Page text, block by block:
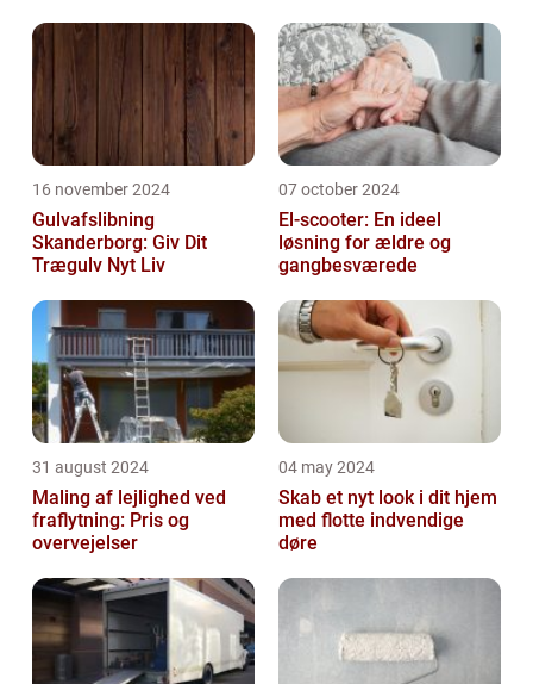
16 november 2024
Gulvafslibning
Skanderborg: Giv Dit
Trægulv Nyt Liv
07 october 2024
El-scooter: En ideel
løsning for ældre og
gangbesværede
31 august 2024
Maling af lejlighed ved
fraflytning: Pris og
overvejelser
04 may 2024
Skab et nyt look i dit hjem
med flotte indvendige
døre